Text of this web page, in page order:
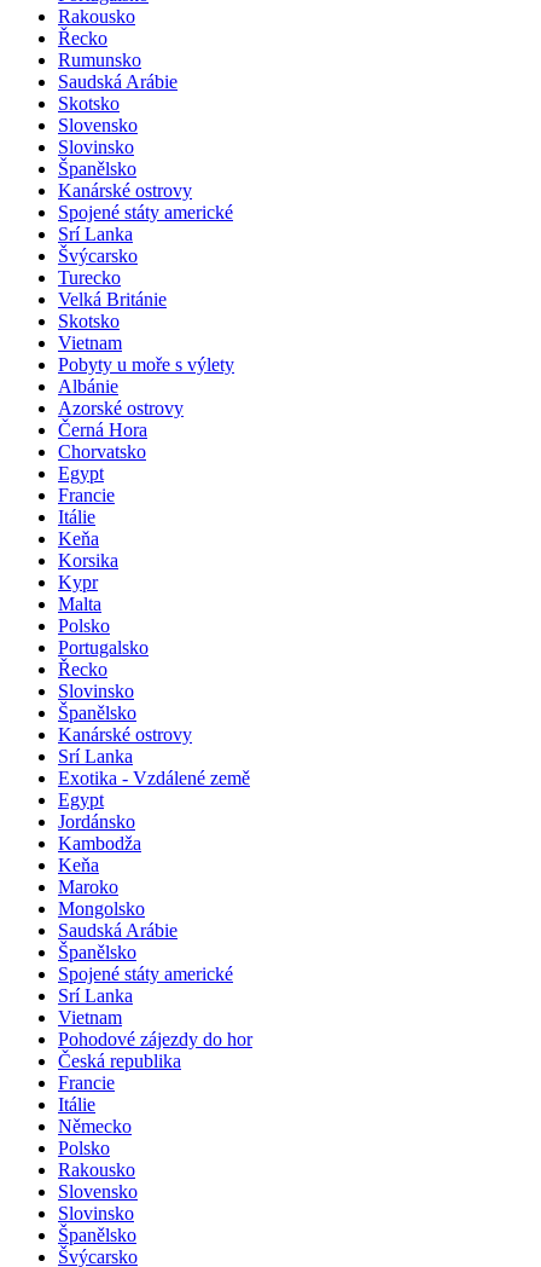
Rakousko
Řecko
Rumunsko
Saudská Arábie
Skotsko
Slovensko
Slovinsko
Španělsko
Kanárské ostrovy
Spojené státy americké
Srí Lanka
Švýcarsko
Turecko
Velká Británie
Skotsko
Vietnam
Pobyty u moře s výlety
Albánie
Azorské ostrovy
Černá Hora
Chorvatsko
Egypt
Francie
Itálie
Keňa
Korsika
Kypr
Malta
Polsko
Portugalsko
Řecko
Slovinsko
Španělsko
Kanárské ostrovy
Srí Lanka
Exotika - Vzdálené země
Egypt
Jordánsko
Kambodža
Keňa
Maroko
Mongolsko
Saudská Arábie
Španělsko
Spojené státy americké
Srí Lanka
Vietnam
Pohodové zájezdy do hor
Česká republika
Francie
Itálie
Německo
Polsko
Rakousko
Slovensko
Slovinsko
Španělsko
Švýcarsko